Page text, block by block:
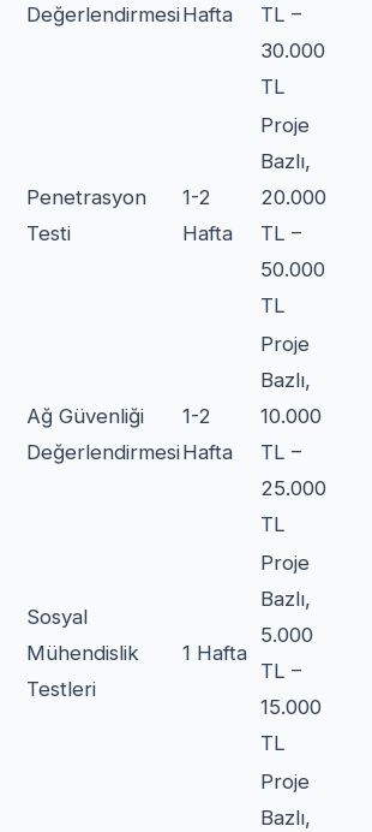
DeğerlendirmesiHafta
TL –
30.000
TL
Penetrasyon
Testi
1-2
Hafta
Proje
Bazlı,
20.000
TL –
50.000
TL
Ağ Güvenliği
Değerlendirmesi
1-2
Hafta
Proje
Bazlı,
10.000
TL –
25.000
TL
Sosyal
Mühendislik
Testleri
1 Hafta
Proje
Bazlı,
5.000
TL –
15.000
TL
Proje
Bazlı,